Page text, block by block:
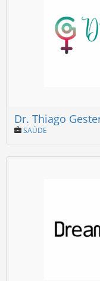
Dr. Thiago
SAÚDE